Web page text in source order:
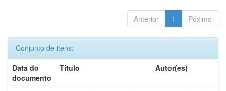
Anterior 1 Póximo
Conjunto de itens:
Data do
documento
Título Autor(es)